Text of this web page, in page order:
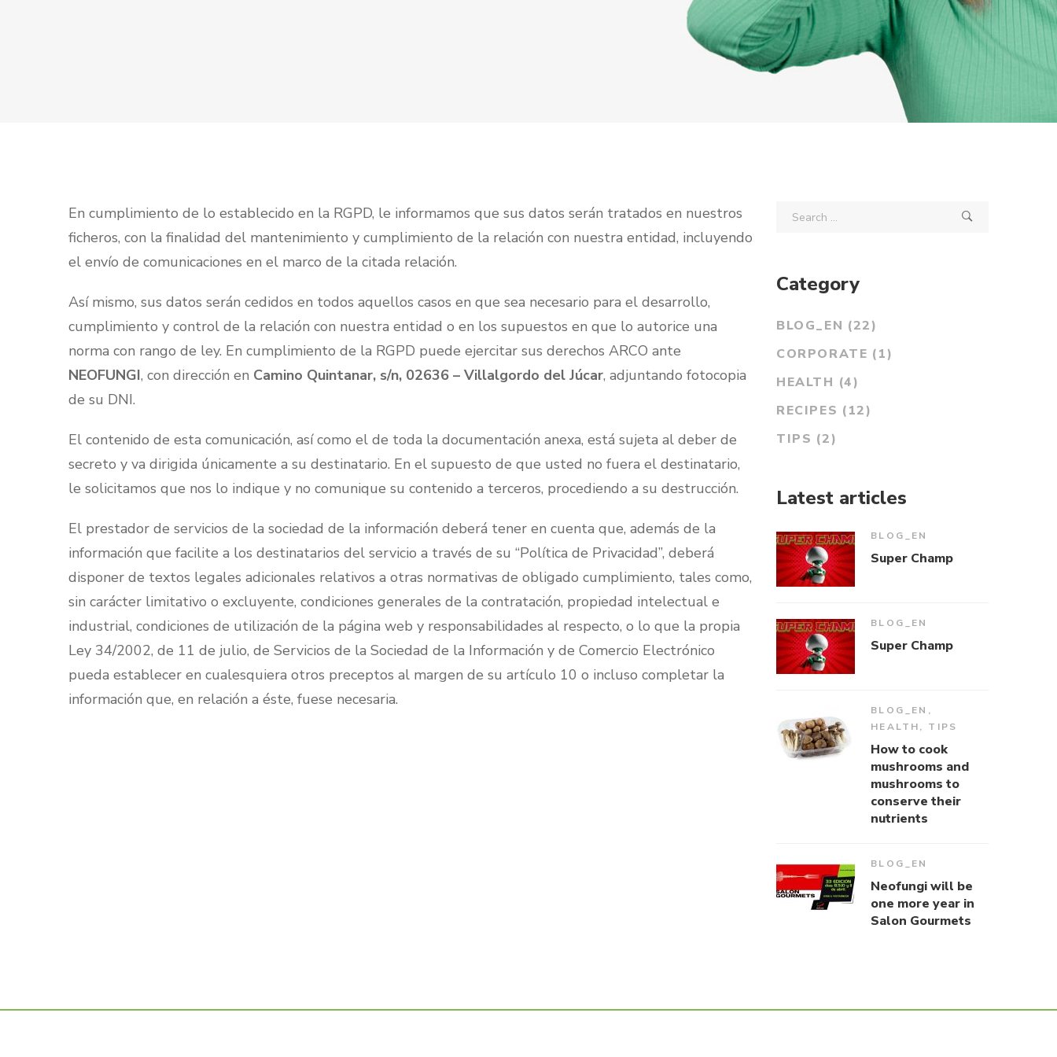
En cumplimiento de lo establecido en la RGPD, le informamos que sus datos serán tratados en nuestros
ficheros, con la finalidad del mantenimiento y cumplimiento de la relación con nuestra entidad, incluyendo
el envío de comunicaciones en el marco de la citada relación.
Así mismo, sus datos serán cedidos en todos aquellos casos en que sea necesario para el desarrollo,
cumplimiento y control de la relación con nuestra entidad o en los supuestos en que lo autorice una
norma con rango de ley. En cumplimiento de la RGPD puede ejercitar sus derechos ARCO ante
NEOFUNGI, con dirección en Camino Quintanar, s/n, 02636 – Villalgordo del Júcar, adjuntando fotocopia
de su DNI.
El contenido de esta comunicación, así como el de toda la documentación anexa, está sujeta al deber de
secreto y va dirigida únicamente a su destinatario. En el supuesto de que usted no fuera el destinatario,
le solicitamos que nos lo indique y no comunique su contenido a terceros, procediendo a su destrucción.
El prestador de servicios de la sociedad de la información deberá tener en cuenta que, además de la
información que facilite a los destinatarios del servicio a través de su “Política de Privacidad”, deberá
disponer de textos legales adicionales relativos a otras normativas de obligado cumplimiento, tales como,
sin carácter limitativo o excluyente, condiciones generales de la contratación, propiedad intelectual e
industrial, condiciones de utilización de la página web y responsabilidades al respecto, o lo que la propia
Ley 34/2002, de 11 de julio, de Servicios de la Sociedad de la Información y de Comercio Electrónico
pueda establecer en cualesquiera otros preceptos al margen de su artículo 10 o incluso completar la
información que, en relación a éste, fuese necesaria.
Category
BLOG_EN (22)
CORPORATE (1)
HEALTH (4)
RECIPES (12)
TIPS (2)
Latest articles
BLOG_EN
Super Champ
BLOG_EN
Super Champ
BLOG_EN ,
HEALTH, TIPS
How to cook
mushrooms and
mushrooms to
conserve their
nutrients
BLOG_EN
Neofungi will be
one more year in
Salon Gourmets